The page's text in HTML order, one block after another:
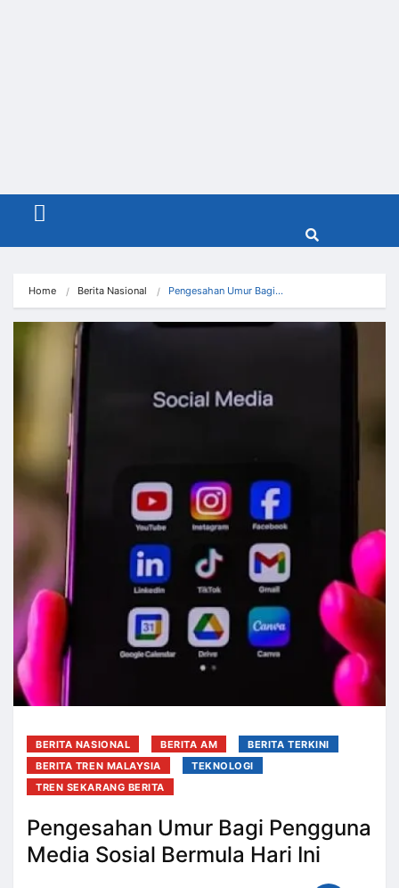
Menu
Home Berita Nasional Pengesahan Umur Bagi…
BERITA NASIONAL BERITA AM
BERITA TERKINI
BERITA TREN MALAYSIA
TEKNOLOGI
TREN SEKARANG BERITA
Pengesahan Umur Bagi Pengguna
Media Sosial Bermula Hari Ini